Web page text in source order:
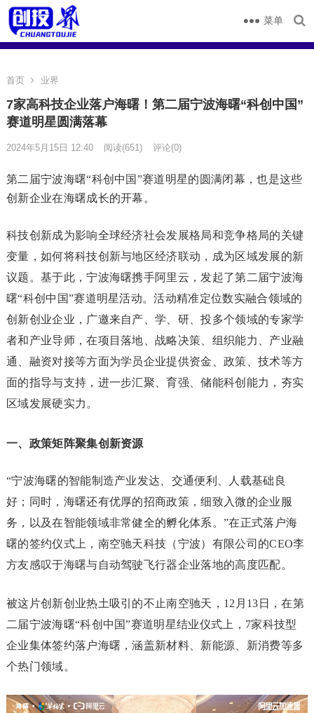
菜单
首页 业界
7家高科技企业落户海曙！第二届宁波海曙“科创中国”
赛道明星圆满落幕
2024年5月15日 12:40 阅读(651) 评论(0)
第二届宁波海曙“科创中国”赛道明星的圆满闭幕，也是这些
创新企业在海曙成长的开幕。
科技创新成为影响全球经济社会发展格局和竞争格局的关键
变量，如何将科技创新与地区经济联动，成为区域发展的新
议题。基于此，宁波海曙携手阿里云，发起了第二届宁波海
曙“科创中国”赛道明星活动。活动精准定位数实融合领域的
创新创业企业，广邀来自产、学、研、投多个领域的专家学
者和产业导师，在项目落地、战略决策、组织能力、产业融
通、融资对接等方面为学员企业提供资金、政策、技术等方
面的指导与支持，进一步汇聚、育强、储能科创能力，夯实
区域发展硬实力。
一、政策矩阵聚集创新资源
“宁波海曙的智能制造产业发达、交通便利、人载基础良
好；同时，海曙还有优厚的招商政策，细致入微的企业服
务，以及在智能领域非常健全的孵化体系。”在正式落户海
曙的签约仪式上，南空驰天科技（宁波）有限公司的CEO李
方友感叹于海曙与自动驾驶飞行器企业落地的高度匹配。
被这片创新创业热土吸引的不止南空驰天，12月13日，在第
二届宁波海曙“科创中国”赛道明星结业仪式上，7家科技型
企业集体签约落户海曙，涵盖新材料、新能源、新消费等多
个热门领域。